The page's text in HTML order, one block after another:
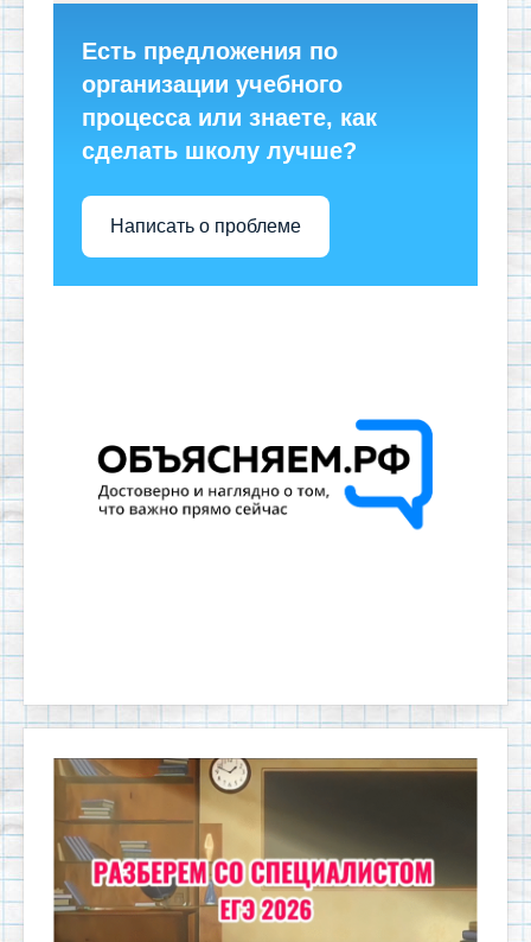
Есть предложения по
организации учебного
процесса или знаете, как
сделать школу лучше?
Написать о проблеме